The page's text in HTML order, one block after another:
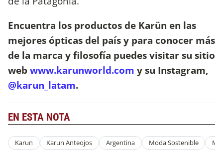
Encuentra los productos de Karün en las
mejores ópticas del país y para conocer más
de la marca y filosofía puedes visitar su sitio
webwww.karunworld.com y su Instagram,
@karun_latam.
EN ESTA NOTA
Karun Karun Anteojos Argentina Moda Sostenible